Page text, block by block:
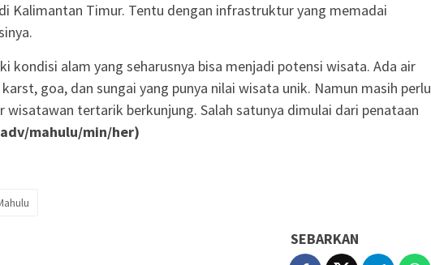
Kalimantan Timur. Tentu dengan infrastruktur yang memadai
kondisi alam yang seharusnya bisa menjadi potensi wisata. Ada air
goa, dan sungai yang punya nilai wisata unik. Namun masih perlu
wisatawan tertarik berkunjung. Salah satunya dimulai dari penataan
mahulu/min/her)
SEBARKAN